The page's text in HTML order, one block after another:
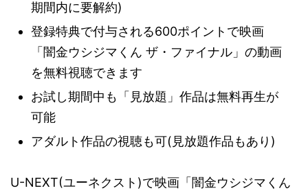
期間内に要解約)
登録特典で付与される600ポイントで映画
「闇金ウシジマくん ザ・ファイナル」の動画
を無料視聴できます
お試し期間中も「見放題」作品は無料再生が
可能
アダルト作品の視聴も可(見放題作品もあり)
U-NEXT(ユーネクスト)で映画「闇金ウシジマくん